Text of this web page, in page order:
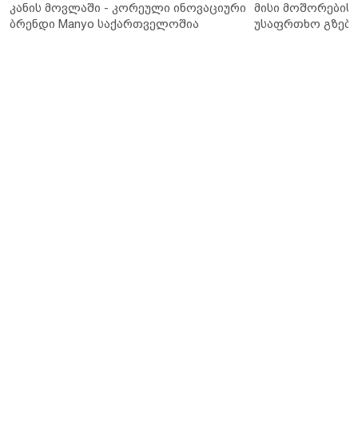
კანის მოვლაში - კორეული ინოვაციური
ბრენდი Manyo საქართველოშია
მისი მოშორების
უსაფრთხო გზები